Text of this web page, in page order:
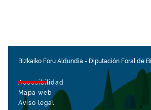
Bizkaiko Foru Aldundia - Diputación Foral de
Accesibilidad
Mapa web
Aviso legal